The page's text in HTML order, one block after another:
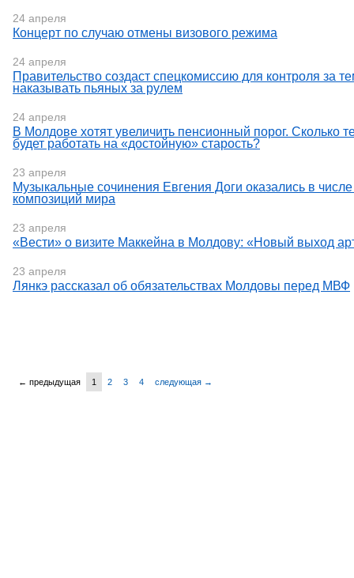
24 апреля
Концерт по случаю отмены визового режима
24 апреля
Правительство создаст спецкомиссию для контроля за
наказывать пьяных за рулем
24 апреля
В Молдове хотят увеличить пенсионный порог. Сколько
будет работать на «достойную» старость?
23 апреля
Музыкальные сочинения Евгения Доги оказались в
композиций мира
23 апреля
«Вести» о визите Маккейна в Молдову: «Новый выход
23 апреля
Лянкэ рассказал об обязательствах Молдовы перед МВФ
← предыдущая 1 2 3 4 следующая →